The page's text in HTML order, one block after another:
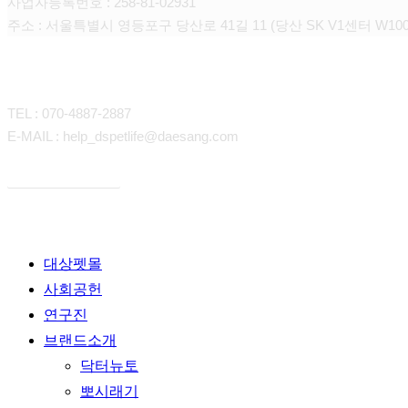
주소 : 서울특별시 영등포구 당산로 41길 11 (당산 SK V1센터
TEL : 070-4887-2887
E-MAIL : help_dspetlife@daesang.com
Close
Menu
대상펫몰
사회공헌
연구진
브랜드소개
닥터뉴토
뽀시래기